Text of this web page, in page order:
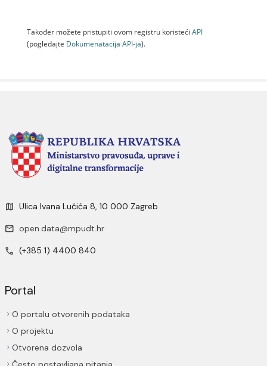
Također možete pristupiti ovom registru koristeći API
(pogledajte Dokumenаtаcijа API-jа).